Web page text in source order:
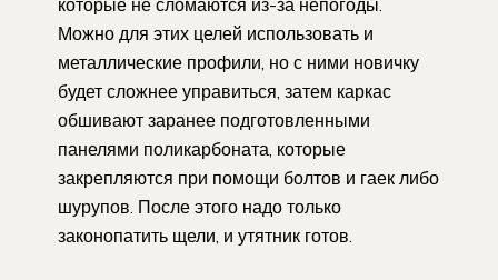
которые не сломаются из-за непогоды.
Можно для этих целей использовать и
металлические профили, но с ними новичку
будет сложнее управиться, затем каркас
обшивают заранее подготовленными
панелями поликарбоната, которые
закрепляются при помощи болтов и гаек либо
шурупов. После этого надо только
законопатить щели, и утятник готов.